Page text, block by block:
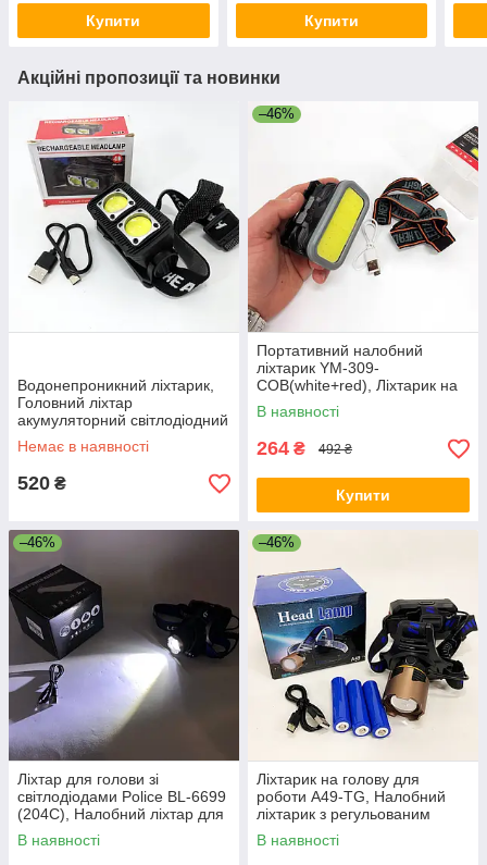
Купити Купити
Акційні пропозиції та новинки
Водонепроникний ліхтарик,
Головний ліхтар
акумуляторний світлодіодний
потужний, Ліхтарик налобник
VU-41
Немає в наявності
520 ₴
–46%
Портативний налобний
ліхтарик YM-309-
COB(white+red), Ліхтарик на
голову із зарядкою AN-11
В наявності
264 ₴ 492 ₴
Купити
–46%
Ліхтар для голови зі
світлодіодами Police BL-6699
(204C), Налобний ліхтар для
сто WX-94
В наявності
–46%
Ліхтарик на голову для
роботи A49-TG, Налобний
ліхтарик з регульованим
ремінцем, Ліхтар для нічної
їзди VF-80
В наявності